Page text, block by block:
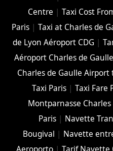
Centre | Taxi Cost
Paris |Taxi at Charles de
de Lyon Aéroport CDG |
Aéroport Charles de
Charles de Gaulle Airport
Taxi Paris |Taxi Fare
Montparnasse Charles
Paris | Navette
Bougival | Navette